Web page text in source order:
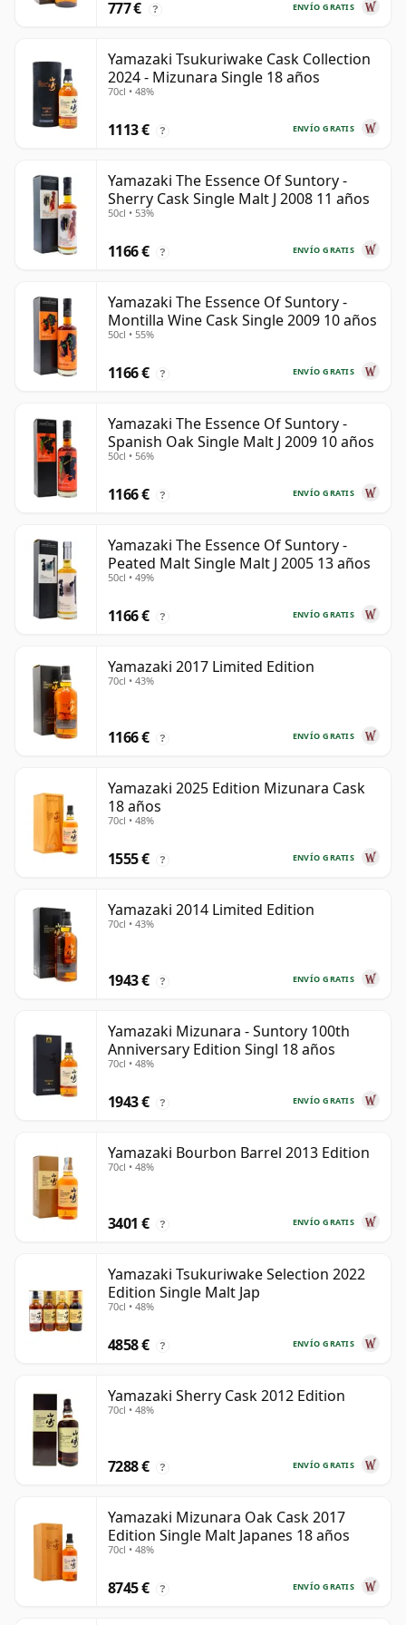
ENVÍO GRATIS
777 € ?
Yamazaki Tsukuriwake Cask Collection
2024 - Mizunara Single 18 años
70cl • 48%
ENVÍO GRATIS
1113 € ?
Yamazaki The Essence Of Suntory -
Sherry Cask Single Malt J 2008 11 años
50cl • 53%
ENVÍO GRATIS
1166 € ?
Yamazaki The Essence Of Suntory -
Montilla Wine Cask Single 2009 10 años
50cl • 55%
ENVÍO GRATIS
1166 € ?
Yamazaki The Essence Of Suntory -
Spanish Oak Single Malt J 2009 10 años
50cl • 56%
ENVÍO GRATIS
1166 € ?
Yamazaki The Essence Of Suntory -
Peated Malt Single Malt J 2005 13 años
50cl • 49%
ENVÍO GRATIS
1166 € ?
Yamazaki 2017 Limited Edition
70cl • 43%
ENVÍO GRATIS
1166 € ?
Yamazaki 2025 Edition Mizunara Cask
18 años
70cl • 48%
ENVÍO GRATIS
1555 € ?
Yamazaki 2014 Limited Edition
70cl • 43%
ENVÍO GRATIS
1943 € ?
Yamazaki Mizunara - Suntory 100th
Anniversary Edition Singl 18 años
70cl • 48%
ENVÍO GRATIS
1943 € ?
Yamazaki Bourbon Barrel 2013 Edition
70cl • 48%
ENVÍO GRATIS
3401 € ?
Yamazaki Tsukuriwake Selection 2022
Edition Single Malt Jap
70cl • 48%
ENVÍO GRATIS
4858 € ?
Yamazaki Sherry Cask 2012 Edition
70cl • 48%
ENVÍO GRATIS
7288 € ?
Yamazaki Mizunara Oak Cask 2017
Edition Single Malt Japanes 18 años
70cl • 48%
ENVÍO GRATIS
8745 € ?